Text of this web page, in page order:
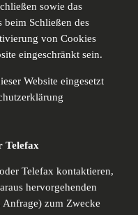
sowie das
beim Schließen des
von Cookies
eingeschränkt sein.
Website eingesetzt
Telefax
Telefax kontaktieren,
hervorgehenden
Anfrage) zum Zwecke